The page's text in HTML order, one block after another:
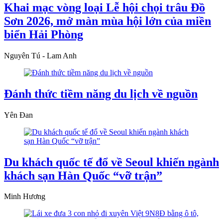
Khai mạc vòng loại Lễ hội chọi trâu Đồ
Sơn 2026, mở màn mùa hội lớn của miền
biển Hải Phòng
Nguyên Tú - Lam Anh
Đánh thức tiềm năng du lịch về nguồn
Yên Đan
Du khách quốc tế đổ về Seoul khiến ngành
khách sạn Hàn Quốc “vỡ trận”
Minh Hương